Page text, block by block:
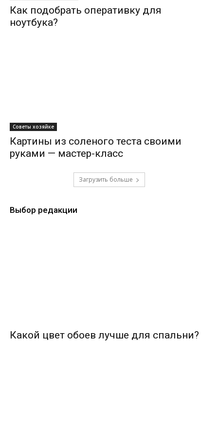
Как подобрать оперативку для
ноутбука?
Советы хозяйке
Картины из соленого теста своими
руками — мастер-класс
Загрузить больше
Выбор редакции
Какой цвет обоев лучше для спальни?